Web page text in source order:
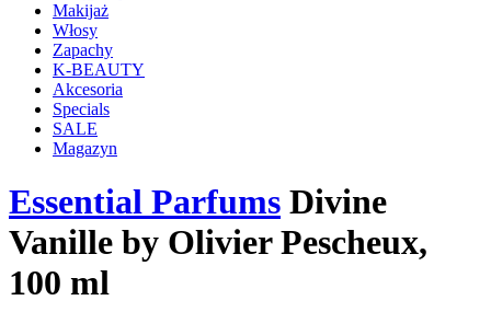
Makijaż
Włosy
Zapachy
K-BEAUTY
Akcesoria
Specials
SALE
Magazyn
Essential Parfums Divine
Vanille by Olivier Pescheux,
100 ml